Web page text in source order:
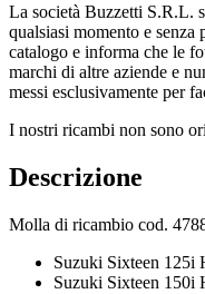
La società Buzzetti S.R.L.
qualsiasi momento e
catalogo e informa che le
marchi di altre aziende e
messi esclusivamente per
I nostri ricambi non sono
Descrizione
Molla di ricambio cod.
Suzuki Sixteen 125i
Suzuki Sixteen 150i